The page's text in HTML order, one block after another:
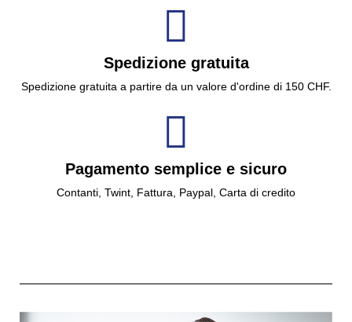
Spedizione gratuita
Spedizione gratuita a partire da un valore d'ordine di 150 CHF.
Pagamento semplice e sicuro
Contanti, Twint, Fattura, Paypal, Carta di credito